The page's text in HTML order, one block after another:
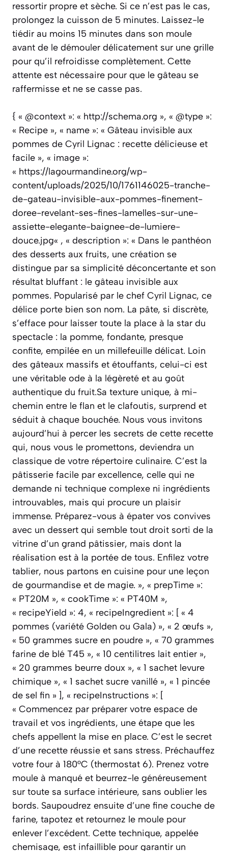
ressortir propre et sèche. Si ce n’est pas le cas,
prolongez la cuisson de 5 minutes. Laissez-le
tiédir au moins 15 minutes dans son moule
avant de le démouler délicatement sur une grille
pour qu’il refroidisse complètement. Cette
attente est nécessaire pour que le gâteau se
raffermisse et ne se casse pas.
{ « @context »: « http://schema.org », « @type »:
« Recipe », « name »: « Gâteau invisible aux
pommes de Cyril Lignac : recette délicieuse et
facile », « image »:
« https://lagourmandine.org/wp-
content/uploads/2025/10/1761146025-tranche-
de-gateau-invisible-aux-pommes-finement-
doree-revelant-ses-fines-lamelles-sur-une-
assiette-elegante-baignee-de-lumiere-
douce.jpg« , « description »: « Dans le panthéon
des desserts aux fruits, une création se
distingue par sa simplicité déconcertante et son
résultat bluffant : le gâteau invisible aux
pommes. Popularisé par le chef Cyril Lignac, ce
délice porte bien son nom. La pâte, si discrète,
s’efface pour laisser toute la place à la star du
spectacle : la pomme, fondante, presque
confite, empilée en un millefeuille délicat. Loin
des gâteaux massifs et étouffants, celui-ci est
une véritable ode à la légèreté et au goût
authentique du fruit.Sa texture unique, à mi-
chemin entre le flan et le clafoutis, surprend et
séduit à chaque bouchée. Nous vous invitons
aujourd’hui à percer les secrets de cette recette
qui, nous vous le promettons, deviendra un
classique de votre répertoire culinaire. C’est la
pâtisserie facile par excellence, celle qui ne
demande ni technique complexe ni ingrédients
introuvables, mais qui procure un plaisir
immense. Préparez-vous à épater vos convives
avec un dessert qui semble tout droit sorti de la
vitrine d’un grand pâtissier, mais dont la
réalisation est à la portée de tous. Enfilez votre
tablier, nous partons en cuisine pour une leçon
de gourmandise et de magie. », « prepTime »:
« PT20M », « cookTime »: « PT40M »,
« recipeYield »: 4, « recipeIngredient »: [ « 4
pommes (variété Golden ou Gala) », « 2 œufs »,
« 50 grammes sucre en poudre », « 70 grammes
farine de blé T45 », « 10 centilitres lait entier »,
« 20 grammes beurre doux », « 1 sachet levure
chimique », « 1 sachet sucre vanillé », « 1 pincée
de sel fin » ], « recipeInstructions »: [
« Commencez par préparer votre espace de
travail et vos ingrédients, une étape que les
chefs appellent la mise en place. C’est le secret
d’une recette réussie et sans stress. Préchauffez
votre four à 180°C (thermostat 6). Prenez votre
moule à manqué et beurrez-le généreusement
sur toute sa surface intérieure, sans oublier les
bords. Saupoudrez ensuite d’une fine couche de
farine, tapotez et retournez le moule pour
enlever l’excédent. Cette technique, appelée
chemisage, est infaillible pour garantir un